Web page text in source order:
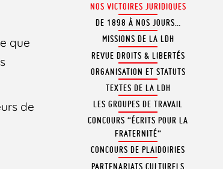
que
de
NOS VICTOIRES JURIDIQUES
DE 1898 À NOS JOURS…
MISSIONS DE LA LDH
REVUE DROITS & LIBERTÉS
ORGANISATION ET STATUTS
TEXTES DE LA LDH
LES GROUPES DE TRAVAIL
CONCOURS “ÉCRITS POUR LA
FRATERNITÉ”
CONCOURS DE PLAIDOIRIES
PARTENARIATS CULTURELS